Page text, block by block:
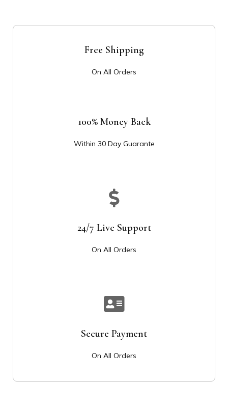
Free Shipping
On All Orders
100% Money Back
Within 30 Day Guarante
24/7 Live Support
On All Orders
Secure Payment
On All Orders